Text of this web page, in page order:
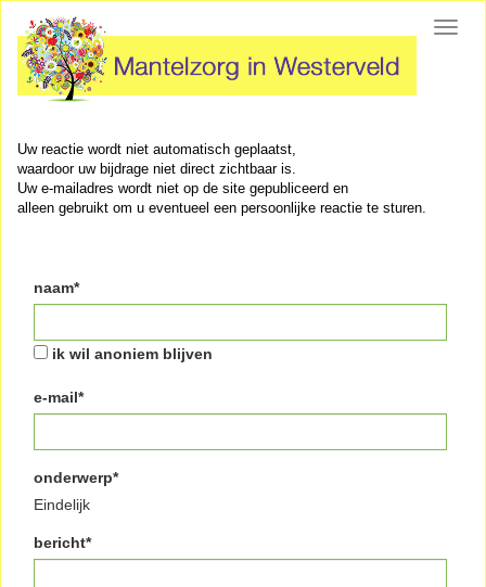
Uw reactie wordt niet automatisch geplaatst,
waardoor uw bijdrage niet direct zichtbaar is.
Uw e-mailadres wordt niet op de site gepubliceerd en
alleen gebruikt om u eventueel een persoonlijke reactie te sturen.
naam*
ik wil anoniem blijven
e-mail*
onderwerp*
Eindelijk
bericht*